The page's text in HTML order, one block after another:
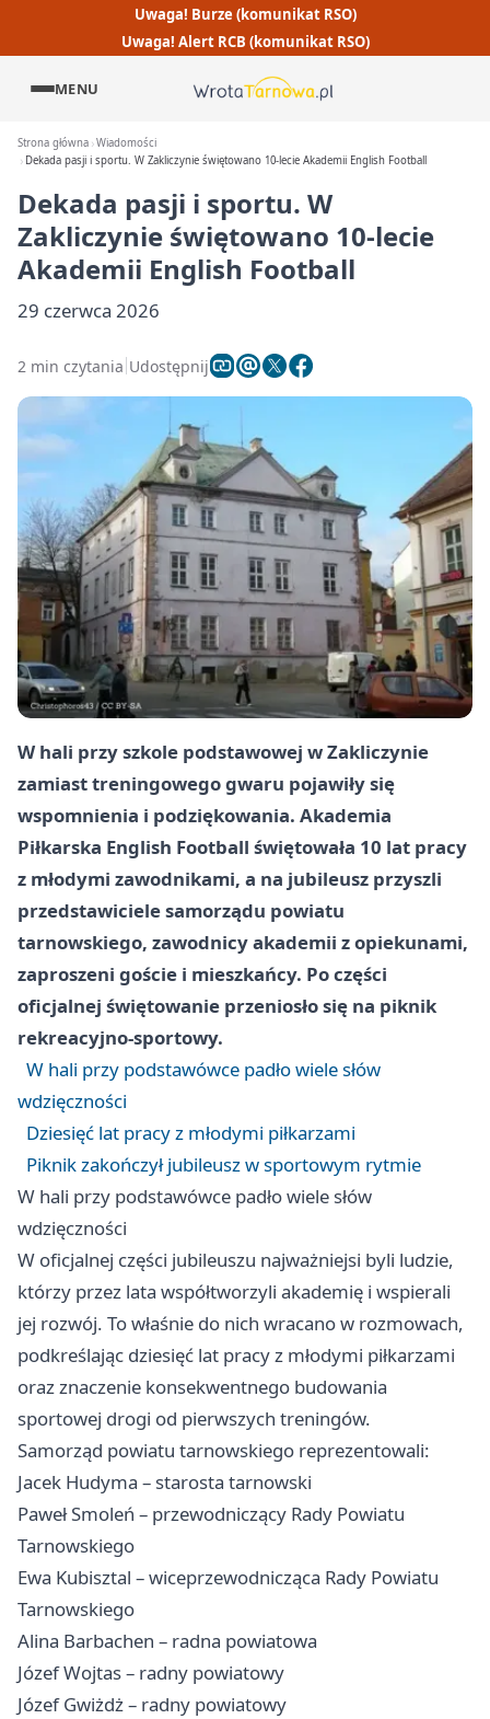
Uwaga! Burze (komunikat RSO)
Uwaga! Alert RCB (komunikat RSO)
MENU
Strona główna Wiadomości
Dekada pasji i sportu. W Zakliczynie świętowano 10-lecie Akademii English Football
Dekada pasji i sportu. W
Zakliczynie świętowano 10-lecie
Akademii English Football
29 czerwca 2026
2 min czytania Udostępnij
W hali przy szkole podstawowej w Zakliczynie
zamiast treningowego gwaru pojawiły się
wspomnienia i podziękowania. Akademia
Piłkarska English Football świętowała 10 lat pracy
z młodymi zawodnikami, a na jubileusz przyszli
przedstawiciele samorządu powiatu
tarnowskiego, zawodnicy akademii z opiekunami,
zaproszeni goście i mieszkańcy. Po części
oficjalnej świętowanie przeniosło się na piknik
rekreacyjno-sportowy.
W hali przy podstawówce padło wiele słów
wdzięczności
Dziesięć lat pracy z młodymi piłkarzami
Piknik zakończył jubileusz w sportowym rytmie
W hali przy podstawówce padło wiele słów
wdzięczności
W oficjalnej części jubileuszu najważniejsi byli ludzie,
którzy przez lata współtworzyli akademię i wspierali
jej rozwój. To właśnie do nich wracano w rozmowach,
podkreślając dziesięć lat pracy z młodymi piłkarzami
oraz znaczenie konsekwentnego budowania
sportowej drogi od pierwszych treningów.
Samorząd powiatu tarnowskiego reprezentowali:
Jacek Hudyma – starosta tarnowski
Paweł Smoleń – przewodniczący Rady Powiatu
Tarnowskiego
Ewa Kubisztal – wiceprzewodnicząca Rady Powiatu
Tarnowskiego
Alina Barbachen – radna powiatowa
Józef Wojtas – radny powiatowy
Józef Gwiżdż – radny powiatowy